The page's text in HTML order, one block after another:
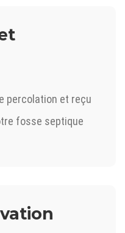
percolation et reçu
fosse septique